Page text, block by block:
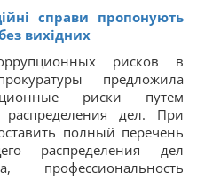
справи пропонують
вихідних
рисков в
предложила
риски путем
распределения дел. При
полный перечень
распределения дел
профессиональность